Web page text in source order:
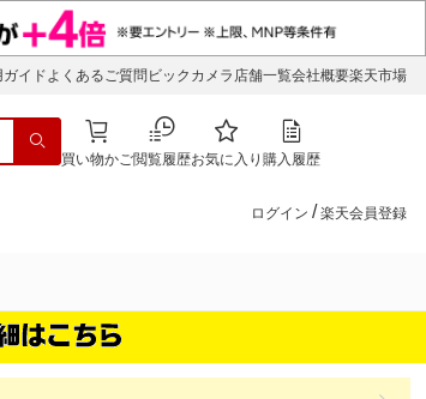
ガイド よくあるご質問 ビックカメラ店舗一覧会社概要楽天市場
買い物かご閲覧履歴お気に入り 購入履歴
ログイン / 楽天会員登録